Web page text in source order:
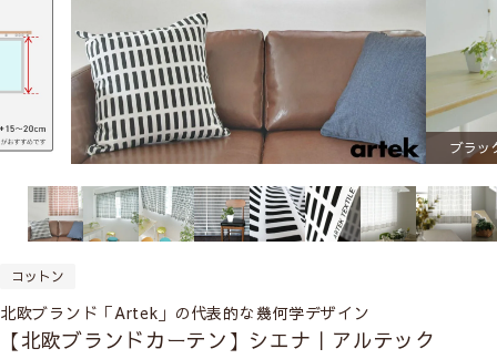
ブラッ
コットン
北欧ブランド「Artek」の代表的な幾何学デザイン
【北欧ブランドカーテン】シエナ｜アルテック